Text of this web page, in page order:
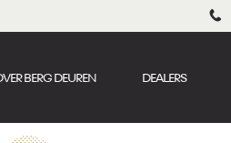
BERG DEUREN DEALERS